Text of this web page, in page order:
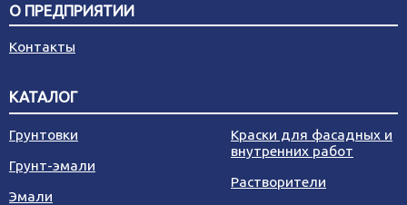
О ПРЕДПРИЯТИИ
Контакты
КАТАЛОГ
Грунтовки
Грунт-эмали
Эмали
Краски для фасадных и
внутренних работ
Растворители